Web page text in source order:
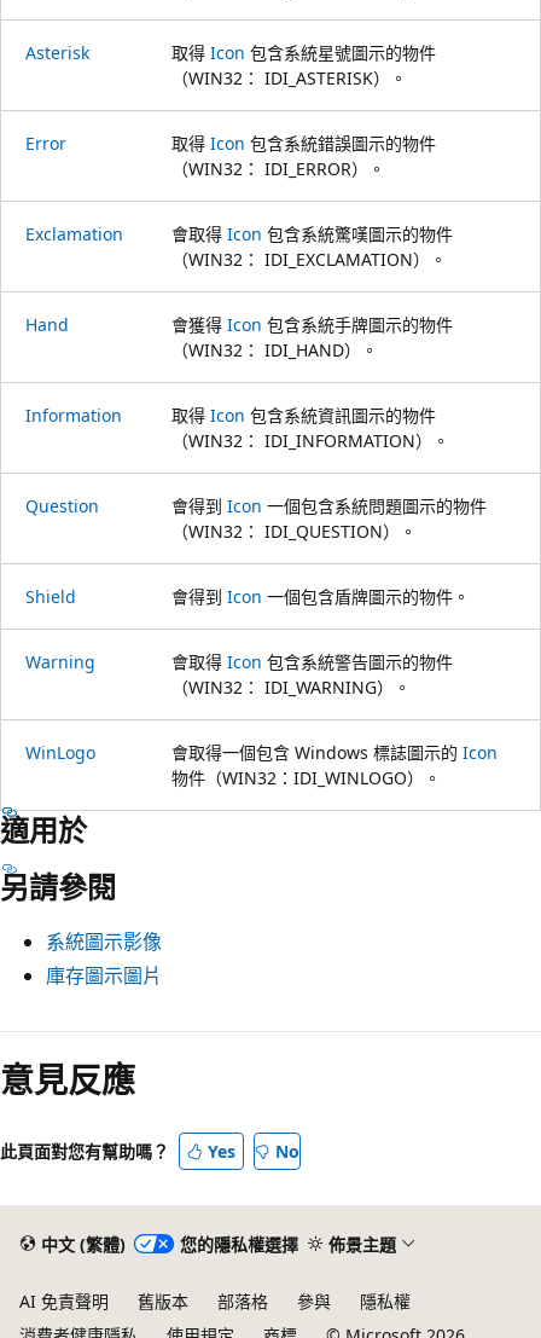
Asterisk 取得 Icon 包含系統星號圖示的物件
（WIN32： IDI_ASTERISK）。
Error 取得 Icon 包含系統錯誤圖示的物件
（WIN32： IDI_ERROR）。
Exclamation 會取得 Icon 包含系統驚嘆圖示的物件
（WIN32： IDI_EXCLAMATION）。
Hand 會獲得 Icon 包含系統手牌圖示的物件
（WIN32： IDI_HAND）。
Information 取得 Icon 包含系統資訊圖示的物件
（WIN32： IDI_INFORMATION）。
Question 會得到 Icon 一個包含系統問題圖示的物件
（WIN32： IDI_QUESTION）。
Shield 會得到 Icon 一個包含盾牌圖示的物件。
Warning 會取得 Icon 包含系統警告圖示的物件
（WIN32： IDI_WARNING）。
WinLogo 會取得一個包含 Windows 標誌圖示的 Icon
物件（WIN32：IDI_WINLOGO）。
適用於
另請參閱
系統圖示影像
庫存圖示圖片
閱
讀
模
已
意見反應
此頁面對您有幫助嗎？ Yes No
中文 (繁體) 您的隱私權選擇 佈景主題
AI 免責聲明 舊版本 部落格 參與
隱私權